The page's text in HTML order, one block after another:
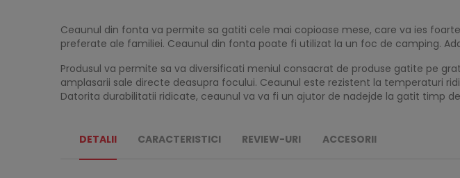
Ceaunul din fonta va permite sa gatiti cele mai copioase mese, care va ies
preferate ale familiei. Ceaunul din fonta poate fi utilizat la un foc de camping.
Produsul va permite sa va diversificati meniul consacrat de produse gatite pe
amplasarii sale directe deasupra focului. Ceaunul este rezistent la temperaturi
Datorita durabilitatii ridicate, ceaunul va va fi un ajutor de nadejde la gatit timp
DETALII CARACTERISTICI REVIEW-URI ACCESORII